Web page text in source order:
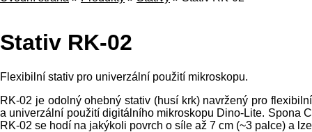
Stativ RK-02
Flexibilní stativ pro univerzální použití mikroskopu.
RK-02 je odolný ohebný stativ (husí krk) navržený pro flexibilní
a univerzální použití digitálního mikroskopu Dino-Lite. Spona C
RK-02 se hodí na jakýkoli povrch o síle až 7 cm (~3 palce) a lze